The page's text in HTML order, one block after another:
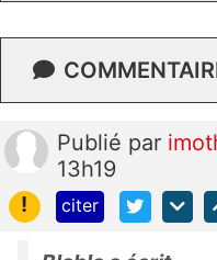
Publié par
13h19
!
citer